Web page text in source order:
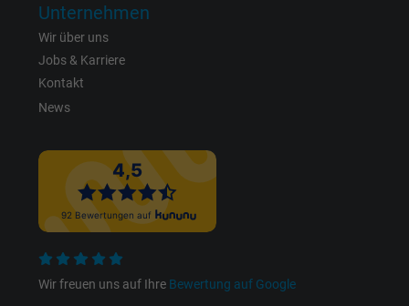
Unternehmen
Wir über uns
Jobs & Karriere
Kontakt
News
Wir freuen uns auf Ihre Bewertung auf Google